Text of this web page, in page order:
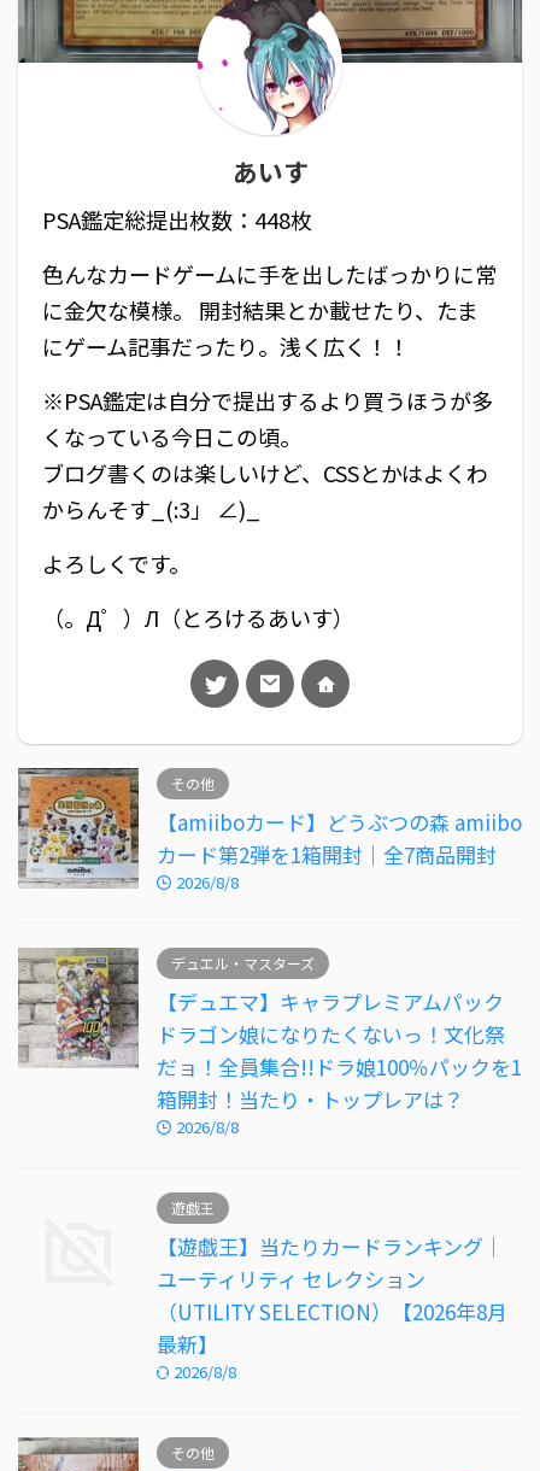
あいす
PSA鑑定総提出枚数：448枚
色んなカードゲームに手を出したばっかりに常
に金欠な模様。 開封結果とか載せたり、たま
にゲーム記事だったり。浅く広く！！
※PSA鑑定は自分で提出するより買うほうが多
くなっている今日この頃。
ブログ書くのは楽しいけど、CSSとかはよくわ
からんそす_(:3」 ∠)_
よろしくです。
（。Д゜）Л（とろけるあいす）
その他
【amiiboカード】どうぶつの森 amiibo
カード第2弾を1箱開封｜全7商品開封
2026/8/8
デュエル・マスターズ
【デュエマ】キャラプレミアムパック
ドラゴン娘になりたくないっ！文化祭
だョ！全員集合!!ドラ娘100％パックを1
箱開封！当たり・トップレアは？
2026/8/8
遊戯王
【遊戯王】当たりカードランキング｜
ユーティリティ セレクション
（UTILITY SELECTION）【2026年8月
最新】
2026/8/8
その他